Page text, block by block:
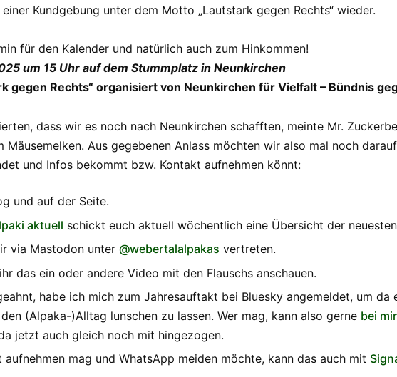
Kundgebung unter dem Motto „Lautstark gegen Rechts“ wieder.
für den Kalender und natürlich auch zum Hinkommen!
um 15 Uhr auf dem Stummplatz in Neunkirchen
gegen Rechts“ organisiert von Neunkirchen für Vielfalt – Bündnis
dass wir es noch nach Neunkirchen schafften, meinte Mr.
Mäusemelken. Aus gegebenen Anlass möchten wir also mal noch
und Infos bekommt bzw. Kontakt aufnehmen könnt:
und auf der Seite.
aktuell schickt euch aktuell wöchentlich eine Übersicht der
via Mastodon unter @webertalalpakas vertreten.
das ein oder andere Video mit den Flauschs anschauen.
habe ich mich zum Jahresauftakt bei Bluesky angemeldet, um
(Alpaka-)Alltag lunschen zu lassen. Wer mag, kann also gerne bei mir
jetzt auch gleich noch mit hingezogen.
aufnehmen mag und WhatsApp meiden möchte, kann das auch mit